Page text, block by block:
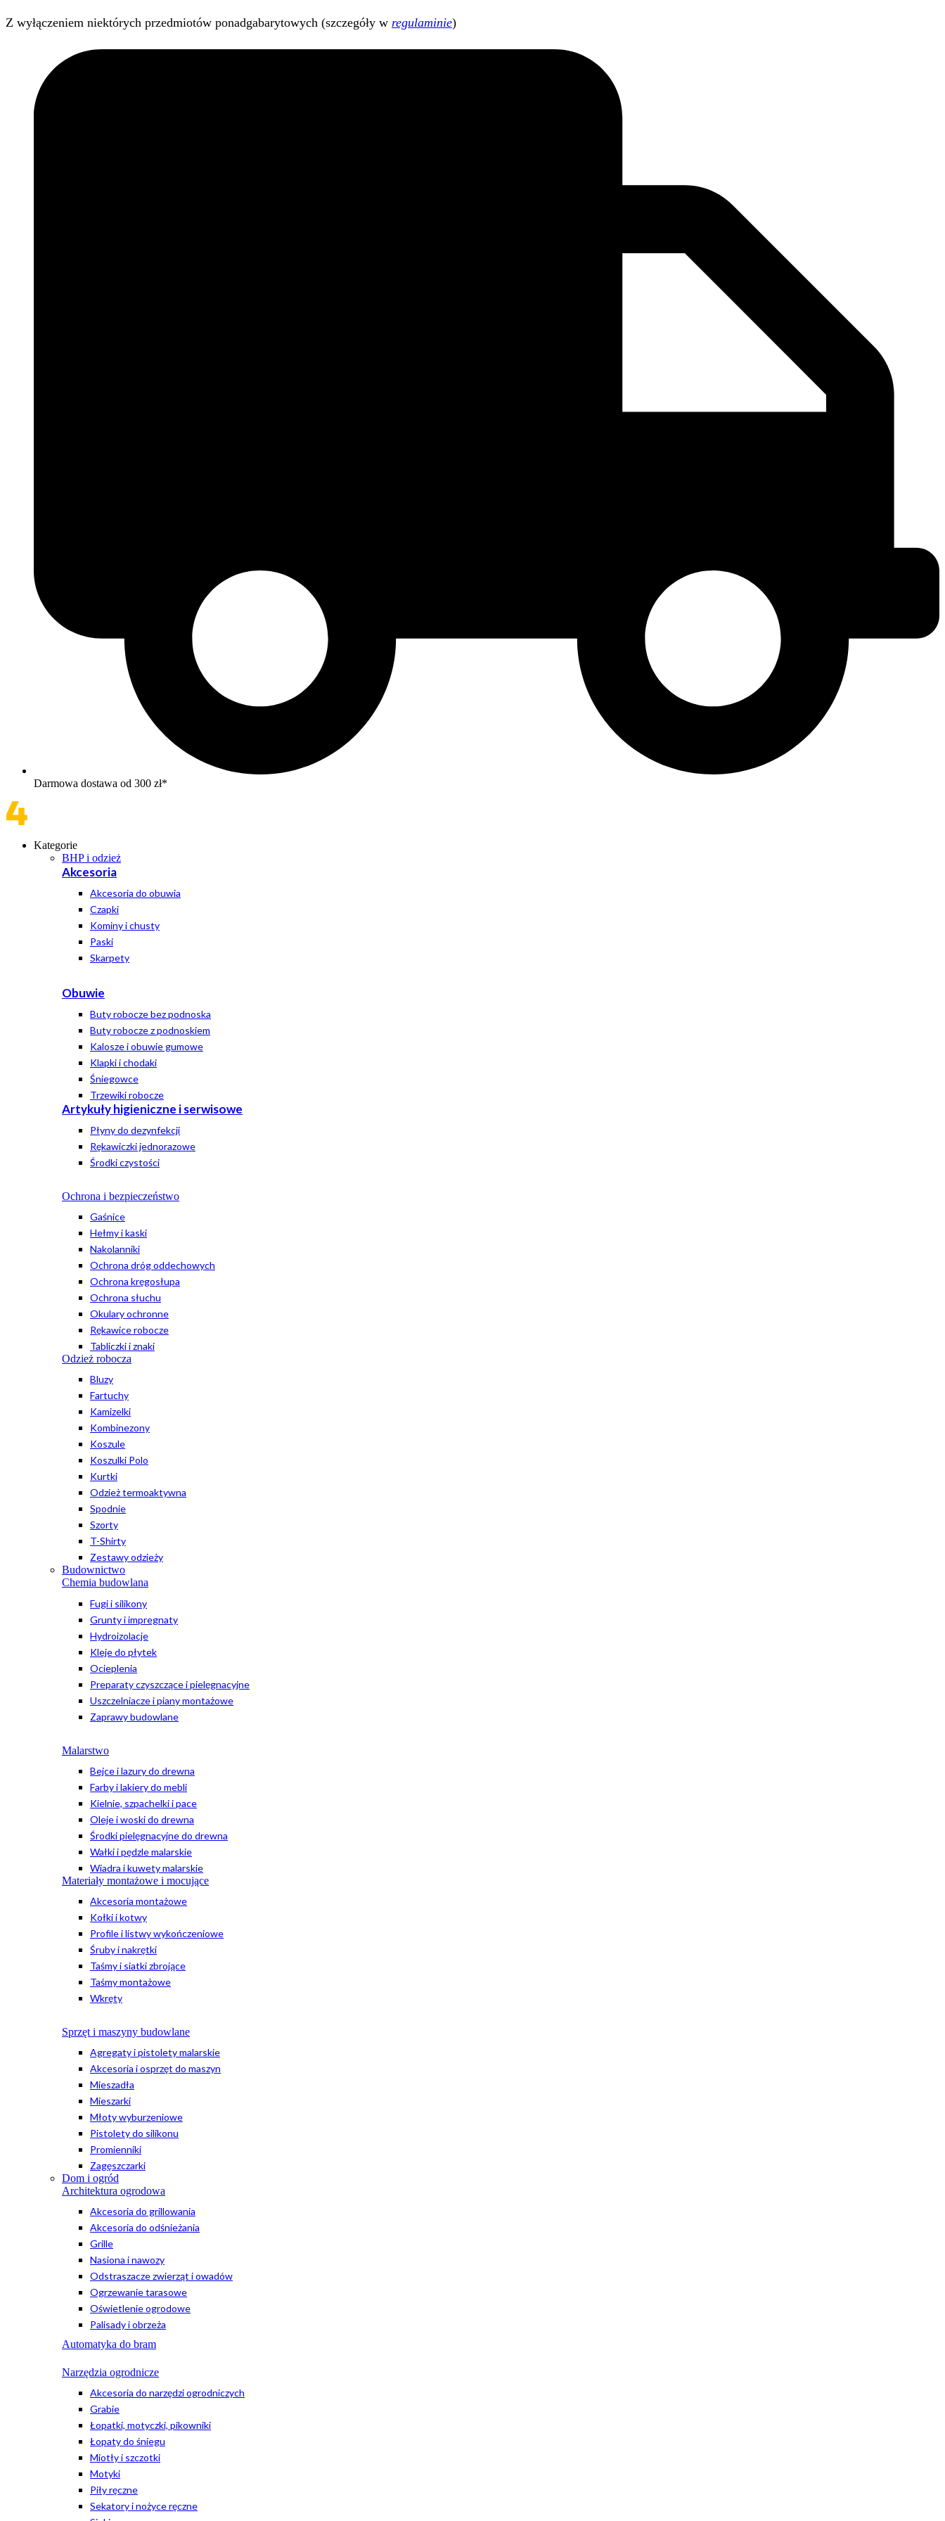
Z wyłączeniem niektórych przedmiotów ponadgabarytowych (szczegóły w regulaminie)
Darmowa dostawa od 300 zł*
Kategorie
BHP i odzież
Akcesoria
Akcesoria do obuwia
Czapki
Kominy i chusty
Paski
Skarpety
Obuwie
Buty robocze bez podnoska
Buty robocze z podnoskiem
Kalosze i obuwie gumowe
Klapki i chodaki
Śniegowce
Trzewiki robocze
Artykuły higieniczne i serwisowe
Płyny do dezynfekcji
Rękawiczki jednorazowe
Środki czystości
Ochrona i bezpieczeństwo
Gaśnice
Hełmy i kaski
Nakolanniki
Ochrona dróg oddechowych
Ochrona kręgosłupa
Ochrona słuchu
Okulary ochronne
Rękawice robocze
Tabliczki i znaki
Odzież robocza
Bluzy
Fartuchy
Kamizelki
Kombinezony
Koszule
Koszulki Polo
Kurtki
Odzież termoaktywna
Spodnie
Szorty
T-Shirty
Zestawy odzieży
Budownictwo
Chemia budowlana
Fugi i silikony
Grunty i impregnaty
Hydroizolacje
Kleje do płytek
Ocieplenia
Preparaty czyszczące i pielęgnacyjne
Uszczelniacze i piany montażowe
Zaprawy budowlane
Malarstwo
Bejce i lazury do drewna
Farby i lakiery do mebli
Kielnie, szpachelki i pace
Oleje i woski do drewna
Środki pielęgnacyjne do drewna
Wałki i pędzle malarskie
Wiadra i kuwety malarskie
Materiały montażowe i mocujące
Akcesoria montażowe
Kołki i kotwy
Profile i listwy wykończeniowe
Śruby i nakrętki
Taśmy i siatki zbrojące
Taśmy montażowe
Wkręty
Sprzęt i maszyny budowlane
Agregaty i pistolety malarskie
Akcesoria i osprzęt do maszyn
Mieszadła
Mieszarki
Młoty wyburzeniowe
Pistolety do silikonu
Promienniki
Zagęszczarki
Dom i ogród
Architektura ogrodowa
Akcesoria do grillowania
Akcesoria do odśnieżania
Grille
Nasiona i nawozy
Odstraszacze zwierząt i owadów
Ogrzewanie tarasowe
Oświetlenie ogrodowe
Palisady i obrzeża
Automatyka do bram
Narzędzia ogrodnicze
Akcesoria do narzędzi ogrodniczych
Grabie
Łopatki, motyczki, pikowniki
Łopaty do śniegu
Miotły i szczotki
Motyki
Piły ręczne
Sekatory i nożyce ręczne